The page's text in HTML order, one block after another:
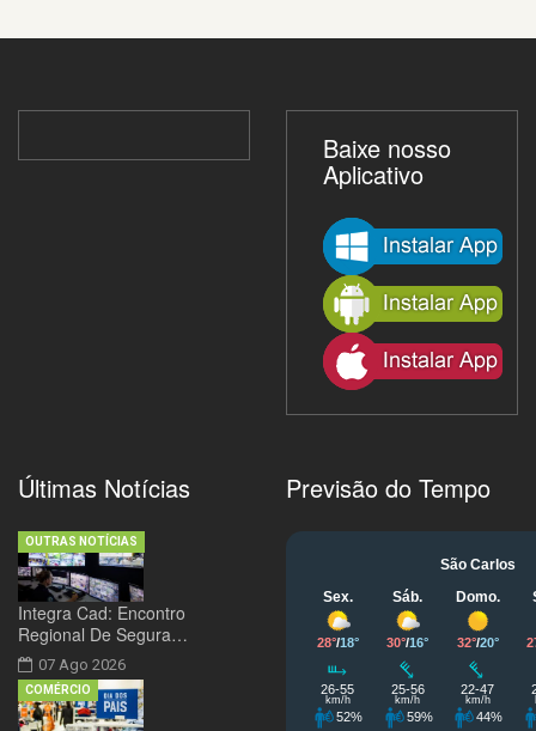
Baixe nosso
Aplicativo
Últimas Notícias
Integra Cad: Encontro
Regional De Segura…
07 Ago 2026
OUTRAS NOTÍCIAS
COMÉRCIO
Previsão do Tempo